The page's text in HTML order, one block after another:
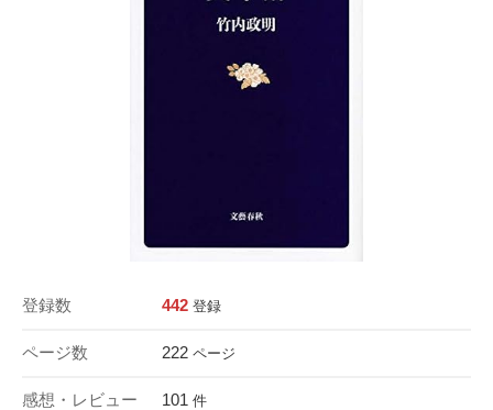
登録数 442 登録
ページ数 222 ページ
感想・レビュー 101 件